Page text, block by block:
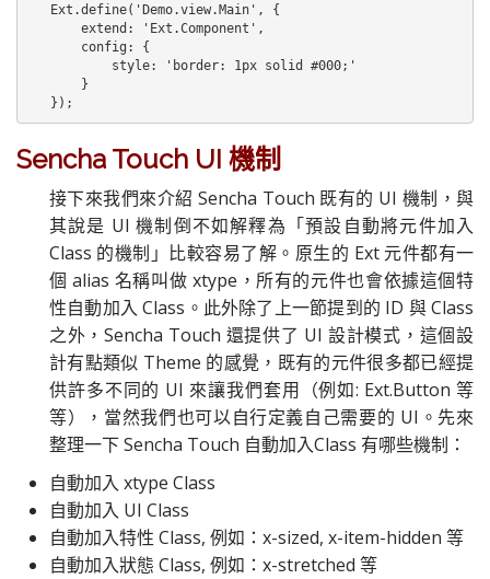
Ext.define('Demo.view.Main', {
    extend: 'Ext.Component',
    config: {
        style: 'border: 1px solid #000;'
    }
});
Sencha Touch UI 機制
接下來我們來介紹 Sencha Touch 既有的 UI 機制，與
其說是 UI 機制倒不如解釋為「預設自動將元件加入
Class 的機制」比較容易了解。原生的 Ext 元件都有一
個 alias 名稱叫做 xtype，所有的元件也會依據這個特
性自動加入 Class。此外除了上一節提到的 ID 與 Class
之外，Sencha Touch 還提供了 UI 設計模式，這個設
計有點類似 Theme 的感覺，既有的元件很多都已經提
供許多不同的 UI 來讓我們套用（例如: Ext.Button 等
等），當然我們也可以自行定義自己需要的 UI。先來
整理一下 Sencha Touch 自動加入Class 有哪些機制：
自動加入 xtype Class
自動加入 UI Class
自動加入特性 Class, 例如：x-sized, x-item-hidden 等
自動加入狀態 Class, 例如：x-stretched 等